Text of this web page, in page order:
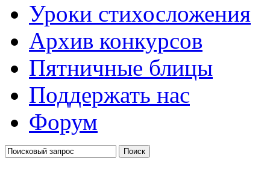
Уроки стихосложения
Архив конкурсов
Пятничные блицы
Поддержать нас
Форум